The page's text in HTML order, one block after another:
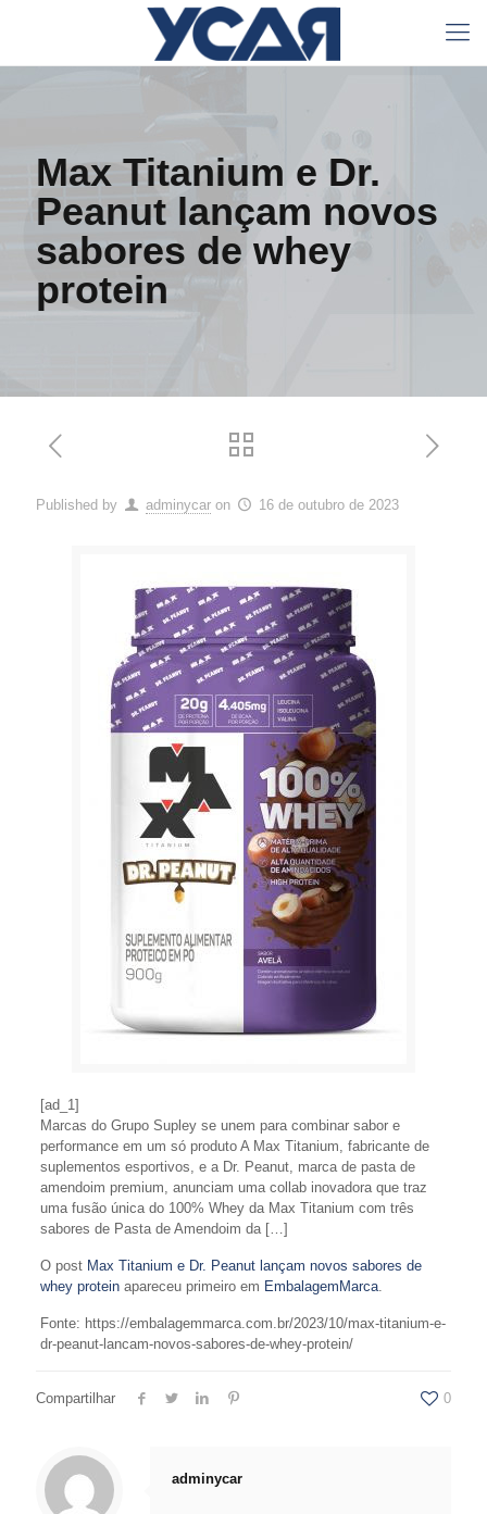
Max Titanium e Dr.
Peanut lançam novos
sabores de whey
protein
Published by adminycar on 16 de outubro de 2023
[ad_1]
Marcas do Grupo Supley se unem para combinar sabor e
performance em um só produto A Max Titanium, fabricante de
suplementos esportivos, e a Dr. Peanut, marca de pasta de
amendoim premium, anunciam uma collab inovadora que traz
uma fusão única do 100% Whey da Max Titanium com três
sabores de Pasta de Amendoim da […]
O post Max Titanium e Dr. Peanut lançam novos sabores de
whey proteinapareceu primeiro em EmbalagemMarca.
Fonte: https://embalagemmarca.com.br/2023/10/max-titanium-e-
dr-peanut-lancam-novos-sabores-de-whey-protein/
Compartilhar 0
adminycar